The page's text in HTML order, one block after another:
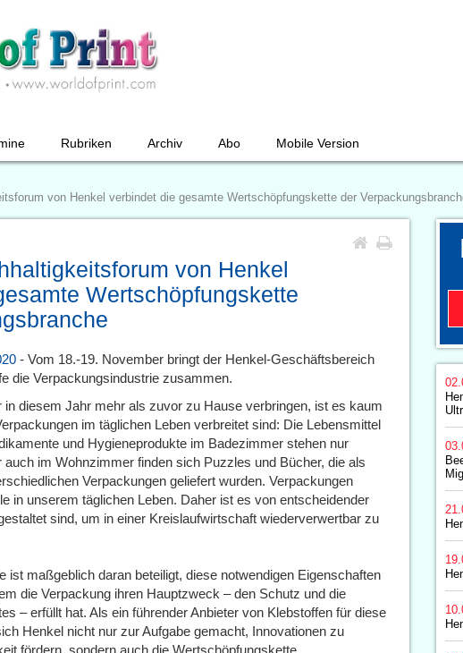
Rubriken Archiv Abo Mobile Version
von Henkel verbindet die gesamte Wertschöpfungskette der
von Henkel
Wertschöpfungskette
- Vom 18.-19. November bringt der Henkel-Geschäftsbereich
die Verpackungsindustrie zusammen.
in diesem Jahr mehr als zuvor zu Hause verbringen, ist es kaum
im täglichen Leben verbreitet sind: Die Lebensmittel
und Hygieneprodukte im Badezimmer stehen nur
auch im Wohnzimmer finden sich Puzzles und Bücher, die als
Verpackungen geliefert wurden. Verpackungen
in unserem täglichen Leben. Daher ist es von entscheidender
sind, um in einer Kreislaufwirtschaft wiederverwertbar zu
ist maßgeblich daran beteiligt, diese notwendigen Eigenschaften
die Verpackung ihren Hauptzweck – den Schutz und die
– erfüllt hat. Als ein führender Anbieter von Klebstoffen für diese
Henkel nicht nur zur Aufgabe gemacht, Innovationen zu
fördern, sondern auch die Wertschöpfungskette